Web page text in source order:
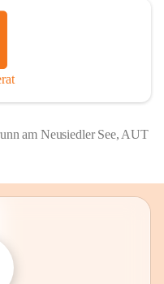
am Neusiedler See, AUT